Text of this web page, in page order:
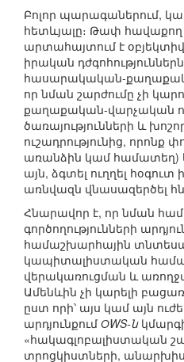
Բոլոր պարագաներում,
հետևյալը։ Թափ հավաքող
արտահայտում է օբյեկտիվ
իրական
հասարակական-
որ նման շարժումը չի
քաղաքական-վարչական
ծառայությունների և
ուշադրությունից, որոնք
առանձին կամ համատեղ)
այն, ձգտել ուղղել
առնվազն վնասազերծել
Հնարավոր է, որ նման
գործողությունների
համաշխարհային
կապիտալիստական
վերակառուցման և
Ամենևին չի կարելի
ըստ որի՝ այս կամ այն
արդյունքում ОWS-ն
«հակագլոբալիստական
տրոցկիստների,